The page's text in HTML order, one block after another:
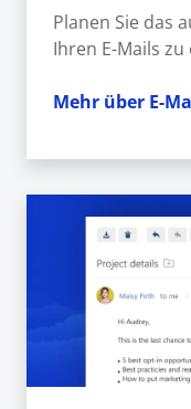
Planen Sie das
Ihren E-Mails
Mehr über E-